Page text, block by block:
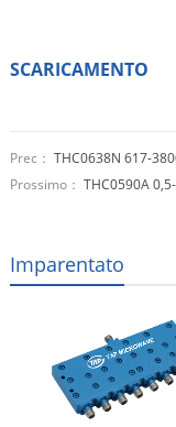
SCARICAMENTO
Prec： THC0638N 617-
Prossimo： THC0590A
Imparentato